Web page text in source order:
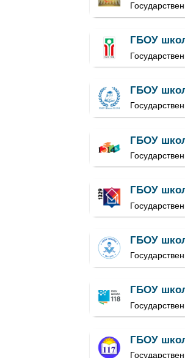
ГБОУ
ГБОУ
ГБОУ
ГБОУ
ГБОУ
ГБОУ
ГБОУ